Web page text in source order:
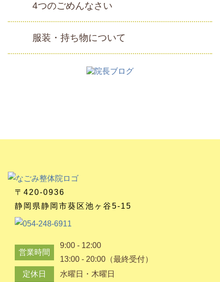
4つのごめんなさい
服装・持ち物について
〒420-0936
静岡県静岡市葵区池ヶ谷5-15
営業時間
9:00 - 12:00
13:00 - 20:00（最終受付）
定休日
水曜日・木曜日